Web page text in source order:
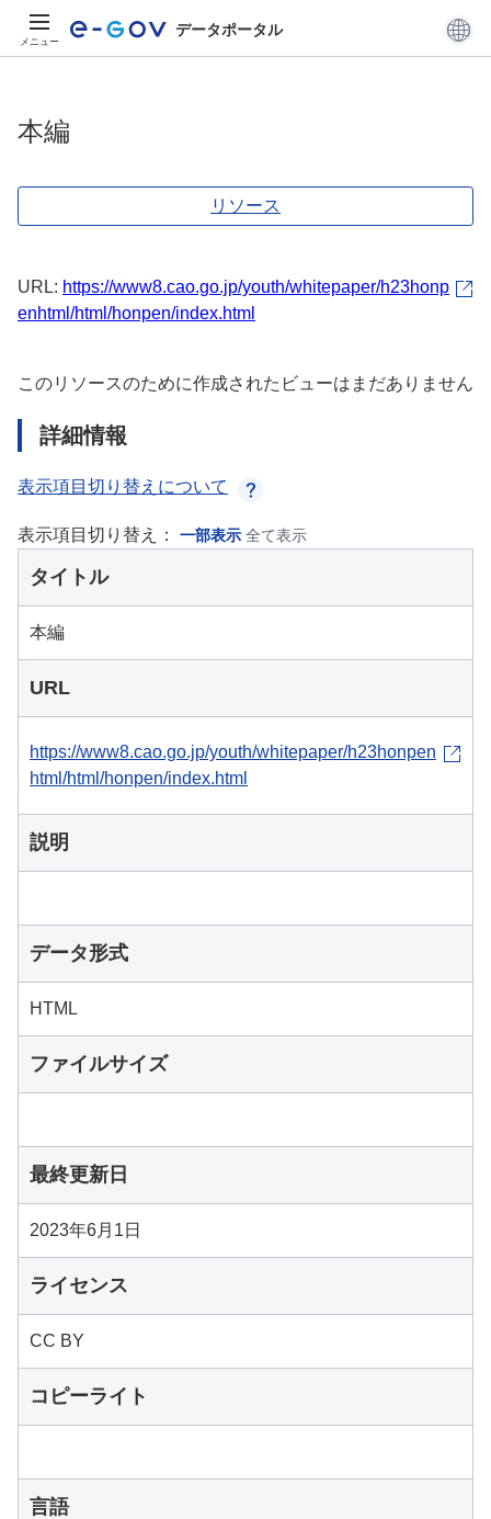
メニュー
データポータル
本編
リソース
URL: https://www8.cao.go.jp/youth/whitepaper/h23honp
enhtml/html/honpen/index.html
このリソースのために作成されたビューはまだありません
詳細情報
表示項目切り替えについて
表示項目切り替え： 一部表示 全て表示
タイトル
本編
URL
https://www8.cao.go.jp/youth/whitepaper/h23honpen
html/html/honpen/index.html
説明
データ形式
HTML
ファイルサイズ
最終更新日
2023年6月1日
ライセンス
CC BY
コピーライト
言語